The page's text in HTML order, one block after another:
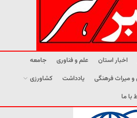
اخبار استان علم و فناوری
جامعه
میراث فرهنگی یادداشت
کشاورزی
با ما